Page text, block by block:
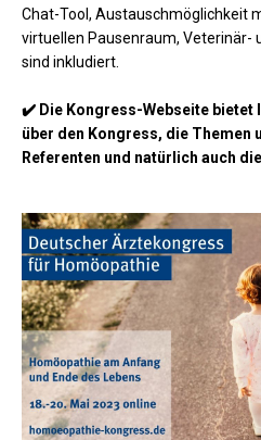
Chat-Tool, Austauschmöglichkeit
virtuellen Pausenraum, Veterinär-
sind inkludiert.
✔️ Die Kongress-Webseite bietet
über den Kongress, die Themen
Referenten und natürlich auch die